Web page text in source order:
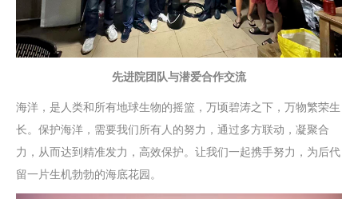
先进院团队与潜爱合作交流
海洋，是人类和所有地球生物的摇篮，万顷碧涛之下，万物繁荣生
长。保护海洋，需要我们所有人的努力，通过多方联动，凝聚合
力，从而达到精准发力，高效保护。让我们一起携手努力，为后代
留一片生机勃勃的海底花园。